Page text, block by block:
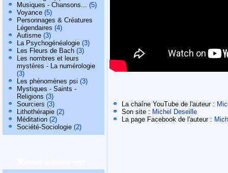
Musiques - Chansons... (5)
Voyance (5)
Personnages & Créatures
Légendaires (4)
Autisme (3)
La Psychogénéalogie (3)
Les Fleurs de Bach (3)
Les nombres et leurs
mystères - La numérologie
(3)
Les phénomènes psi (3)
Mystiques - Saints -
Religions (3)
Sourciers (3)
Lithothérapie (2)
Méditation (2)
Société-Sociologie (2)
La chaîne YouTube de l'auteur :
Son site : Michel Deseille
La page Facebook de l'auteur :